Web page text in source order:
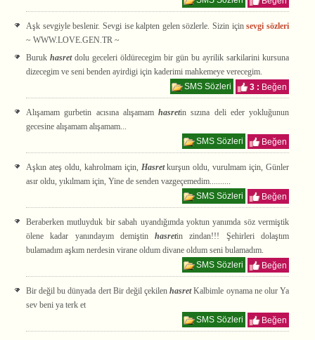
Aşk sevgiyle beslenir. Sevgi ise kalpten gelen sözlerle. Sizin içinsevgi sözleri
~ WWW.LOVE.GEN.TR ~
Buruk hasretdolu geceleri öldürecegim bir gün bu ayrilik sarkilarini kursuna
dizecegim ve seni benden ayirdigi için kaderimi mahkemeye verecegim.
SMS Sözleri
3 : Beğen
Alışamam gurbetin acısına alışamam hasretin sızına deli eder yokluğunun
gecesine alışamam alışamam...
SMS Sözleri
Beğen
Aşkın ateş oldu, kahrolmam için, Hasretkurşun oldu, vurulmam için, Günler
asır oldu, yıkılmam için, Yine de senden vazgeçemedim..........
SMS Sözleri
Beğen
Beraberken mutluyduk bir sabah uyandığımda yoktun yanımda söz vermiştik
ölene kadar yanındayım demiştinhasretin zindan!!! Şehirleri dolaştım
bulamadım aşkım nerdesin virane oldum divane oldum seni bulamadım.
SMS Sözleri
Beğen
Bir değil bu dünyada dert Bir değil çekilenhasretKalbimle oynama ne olur Ya
sev beni ya terk et
SMS Sözleri
Beğen